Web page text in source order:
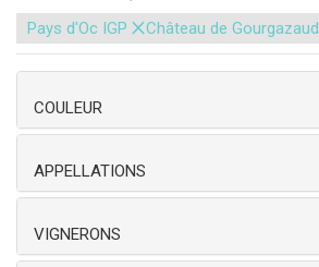
Pays d'Oc IGP ×Château de Gourgazaud
COULEUR
APPELLATIONS
VIGNERONS